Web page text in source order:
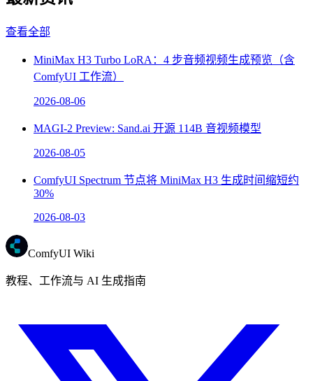
查看全部
MiniMax H3 Turbo LoRA：4 步音频视频生成预览（含
ComfyUI 工作流）
2026-08-06
MAGI-2 Preview: Sand.ai 开源 114B 音视频模型
2026-08-05
ComfyUI Spectrum 节点将 MiniMax H3 生成时间缩短约
30%
2026-08-03
ComfyUI Wiki
教程、工作流与 AI 生成指南